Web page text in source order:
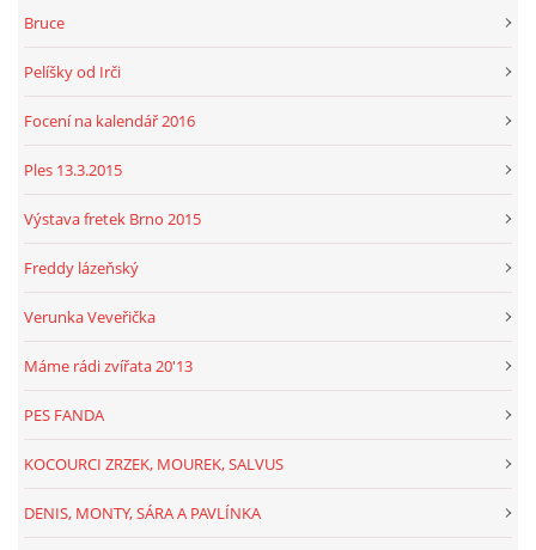
Bruce
Pelíšky od Irči
Focení na kalendář 2016
Ples 13.3.2015
Výstava fretek Brno 2015
Freddy lázeňský
Verunka Veveřička
Máme rádi zvířata 20'13
PES FANDA
KOCOURCI ZRZEK, MOUREK, SALVUS
DENIS, MONTY, SÁRA A PAVLÍNKA